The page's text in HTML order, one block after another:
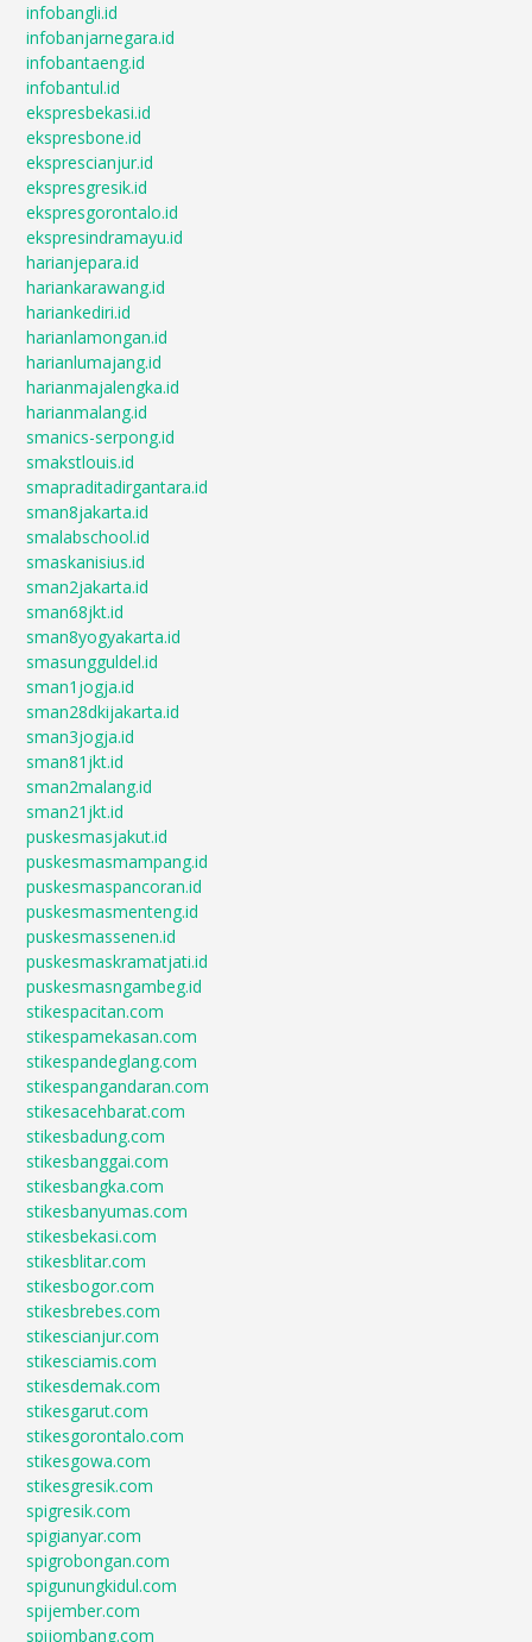
infobangli.id
infobanjarnegara.id
infobantaeng.id
infobantul.id
ekspresbekasi.id
ekspresbone.id
eksprescianjur.id
ekspresgresik.id
ekspresgorontalo.id
ekspresindramayu.id
harianjepara.id
hariankarawang.id
hariankediri.id
harianlamongan.id
harianlumajang.id
harianmajalengka.id
harianmalang.id
smanics-serpong.id
smakstlouis.id
smapraditadirgantara.id
sman8jakarta.id
smalabschool.id
smaskanisius.id
sman2jakarta.id
sman68jkt.id
sman8yogyakarta.id
smasungguldel.id
sman1jogja.id
sman28dkijakarta.id
sman3jogja.id
sman81jkt.id
sman2malang.id
sman21jkt.id
puskesmasjakut.id
puskesmasmampang.id
puskesmaspancoran.id
puskesmasmenteng.id
puskesmassenen.id
puskesmaskramatjati.id
puskesmasngambeg.id
stikespacitan.com
stikespamekasan.com
stikespandeglang.com
stikespangandaran.com
stikesacehbarat.com
stikesbadung.com
stikesbanggai.com
stikesbangka.com
stikesbanyumas.com
stikesbekasi.com
stikesblitar.com
stikesbogor.com
stikesbrebes.com
stikescianjur.com
stikesciamis.com
stikesdemak.com
stikesgarut.com
stikesgorontalo.com
stikesgowa.com
stikesgresik.com
spigresik.com
spigianyar.com
spigrobongan.com
spigunungkidul.com
spijember.com
spijombang.com